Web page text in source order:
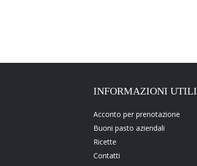
INFORMAZIONI UTILI
Acconto per prenotazione
Buoni pasto aziendali
Ricette
Contatti